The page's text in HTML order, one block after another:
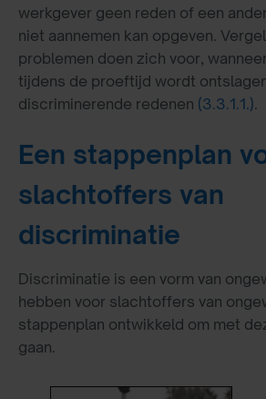
werkgever geen reden of een
niet aannemen kan opgeven.
problemen doen zich voor,
tijdens de proeftijd wordt
discriminerende redenen (3.3.1.1.).
Een stappenplan
slachtoffers van
discriminatie
Discriminatie is een vorm van
hebben voor slachtoffers van
stappenplan ontwikkeld om met
gaan.